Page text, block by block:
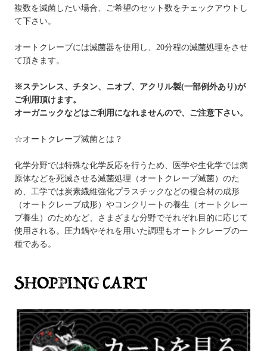
複数を滅菌したい場合、ご希望のセット数をチェックアウトし
て下さい。
オートクレーブには滅菌器を使用し、20分程の滅菌処理をさせ
て頂きます。
※ステンレス、チタン、ニオブ、アクリル製(一部例外あり)が
ご利用頂けます。
オーガニックなどはご利用になれませんので、ご注意下さい。
☆オートクレープ滅菌とは？
化学分野では特殊な化学反応を行うため、医学や生化学では病
原体などを死滅させる滅菌処理（オートクレーブ滅菌）のた
め、工学では炭素繊維強化プラスチックなどの複合材の成形
（オートクレーブ成形）やコンクリートの養生（オートクレー
ブ養生）のためなど、さまざまな分野でそれぞれ目的に応じて
使用される。圧力鍋やそれを用いた調理もオートクレーブの一
種である。